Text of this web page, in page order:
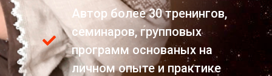
Автор более 30 тренингов,
семинаров, групповых
программ основаных на
личном опыте и практике